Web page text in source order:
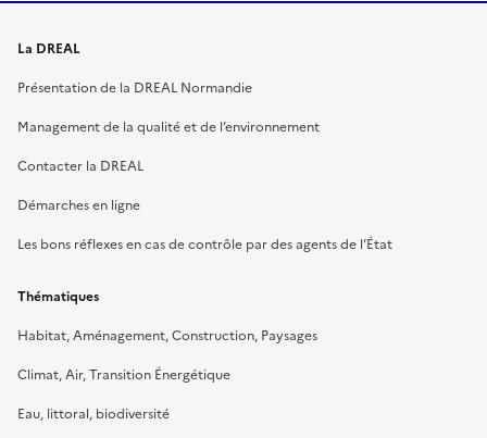
La DREAL
Présentation de la DREAL Normandie
Management de la qualité et de l’environnement
Contacter la DREAL
Démarches en ligne
Les bons réflexes en cas de contrôle par des agents de l’État
Thématiques
Habitat, Aménagement, Construction, Paysages
Climat, Air, Transition Énergétique
Eau, littoral, biodiversité